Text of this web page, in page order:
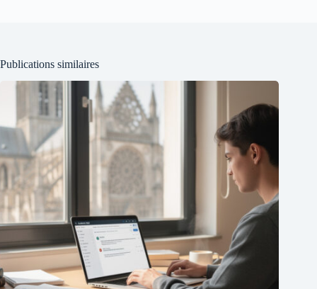
Publications similaires